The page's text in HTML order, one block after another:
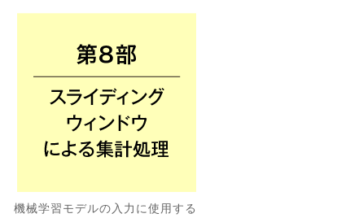
機械学習モデルの入力に使用する